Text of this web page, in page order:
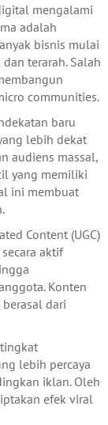
mengalami
adalah
bisnis mulai
terarah. Salah
communities.
baru
lebih dekat
audiens massal,
yang memiliki
ini membuat
Content (UGC)
aktif
Konten
dari
lebih percaya
iklan. Oleh
efek viral